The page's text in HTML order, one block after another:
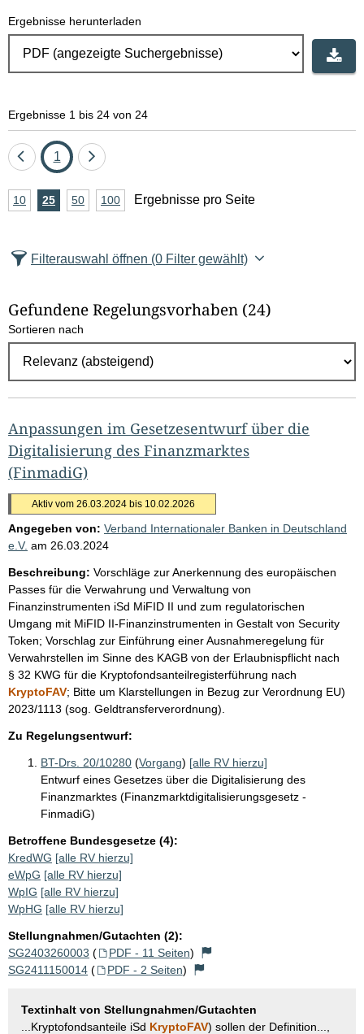
Ergebnisse herunterladen
Ergebnisse 1 bis 24 von 24
Eine
zurück
Seite
1
Eine
vor
A
z
l
E
g
e
b
n
i
s
s
e
p
r
o
S
e
i
t
10Ergebnisse
25Ergebnisse
50Ergebnisse
100Ergebnisse
Ergebnisse pro Seite
Filterauswahl öffnen (0 Filter gewählt)
Gefundene Regelungsvorhaben (24)
Sortieren nach
Anpassungen im Gesetzesentwurf über die
Digitalisierung des Finanzmarktes
(FinmadiG)
Aktiv vom 26.03.2024 bis 10.02.2026
Angegeben von: Verband Internationaler Banken in Deutschland
e.V. am 26.03.2024
Beschreibung: Vorschläge zur Anerkennung des europäischen
Passes für die Verwahrung und Verwaltung von
Finanzinstrumenten iSd MiFID II und zum regulatorischen
Umgang mit MiFID II-Finanzinstrumenten in Gestalt von Security
Token; Vorschlag zur Einführung einer Ausnahmeregelung für
Verwahrstellen im Sinne des KAGB von der Erlaubnispflicht nach
§ 32 KWG für die Kryptofondsanteilregisterführung nach
KryptoFAV; Bitte um Klarstellungen in Bezug zur Verordnung EU)
2023/1113 (sog. Geldtransferverordnung).
Zu Regelungsentwurf:
BT-Drs. 20/10280 (Vorgang) [alle RV hierzu]
Entwurf eines Gesetzes über die Digitalisierung des
Finanzmarktes (Finanzmarktdigitalisierungsgesetz -
FinmadiG)
Betroffene Bundesgesetze (4):
KredWG [alle RV hierzu]
eWpG [alle RV hierzu]
WpIG [alle RV hierzu]
WpHG [alle RV hierzu]
Stellungnahmen/Gutachten (2):
SG2403260003 ( PDF - 11 Seiten)
SG2411150014 ( PDF - 2 Seiten)
Textinhalt von Stellungnahmen/Gutachten
...Kryptofondsanteile iSd KryptoFAV) sollen der Definition...,